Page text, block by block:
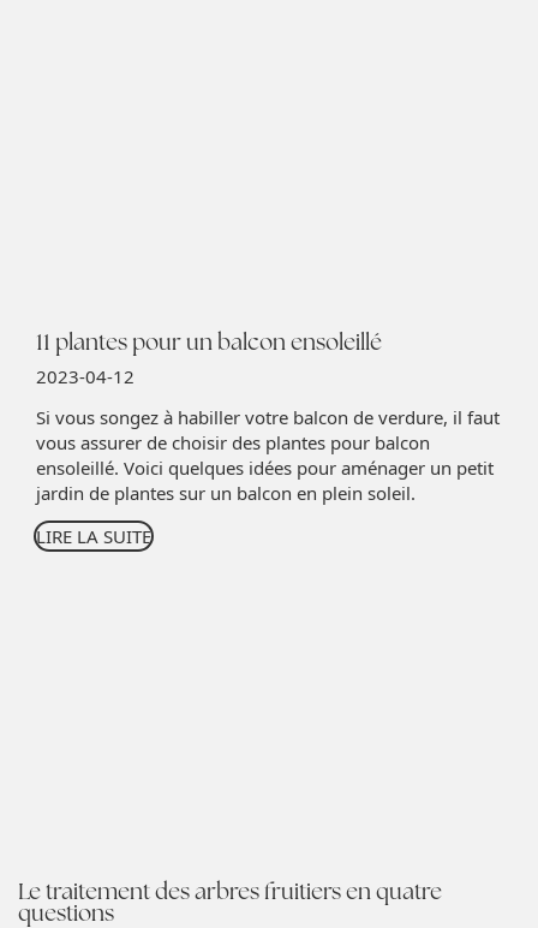
11 plantes pour un balcon ensoleillé
2023-04-12
Si vous songez à habiller votre balcon de verdure, il faut
vous assurer de choisir des plantes pour balcon
ensoleillé. Voici quelques idées pour aménager un petit
jardin de plantes sur un balcon en plein soleil.
LIRE LA SUITE
Le traitement des arbres fruitiers en quatre
questions